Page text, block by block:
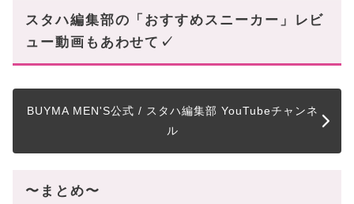
スタハ編集部の「おすすめスニーカー」レビ
ュー動画もあわせて✓
BUYMA MEN'S公式 / スタハ編集部 YouTubeチャンネ
ル
〜まとめ〜